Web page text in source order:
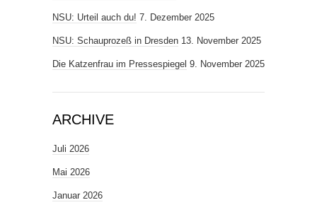
NSU: Urteil auch du! 7. Dezember 2025
NSU: Schauprozeß in Dresden 13. November 2025
Die Katzenfrau im Pressespiegel 9. November 2025
ARCHIVE
Juli 2026
Mai 2026
Januar 2026